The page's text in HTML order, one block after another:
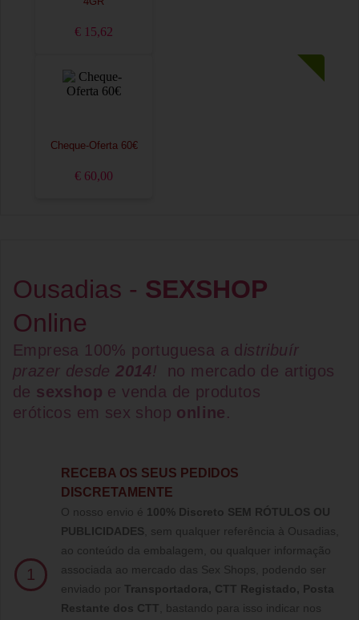
€ 15,62
Cheque-Oferta 60€
€ 60,00
Ousadias - SEXSHOP
Online
Empresa 100% portuguesa a d istribuír
prazer desde2014!
no mercado de artigos
de sexshop e venda de produtos
eróticos em sex shop online.
1
RECEBA OS SEUS PEDIDOS
DISCRETAMENTE
O nosso envio é 100% Discreto SEM RÓTULOS OU
PUBLICIDADES , sem qualquer referência à Ousadias,
ao conteúdo da embalagem, ou qualquer informação
associada ao mercado das Sex Shops, podendo ser
enviado por Transportadora, CTT Registado, Posta
Restante dos CTT , bastando para isso indicar nos